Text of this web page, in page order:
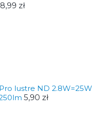
zł
lustre ND 2.8W=25W
5,90 zł